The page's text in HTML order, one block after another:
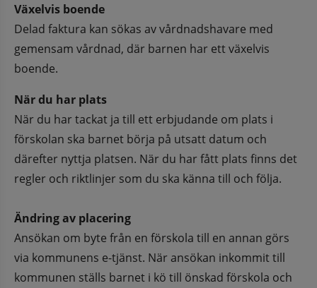
Växelvis boende
Delad faktura kan sökas av vårdnadshavare med
gemensam vårdnad, där barnen har ett växelvis
boende.
När du har plats
När du har tackat ja till ett erbjudande om plats i
förskolan ska barnet börja på utsatt datum och
därefter nyttja platsen. När du har fått plats finns det
regler och riktlinjer som du ska känna till och följa.
Ändring av placering
Ansökan om byte från en förskola till en annan görs
via kommunens e-tjänst. När ansökan inkommit till
kommunen ställs barnet i kö till önskad förskola och